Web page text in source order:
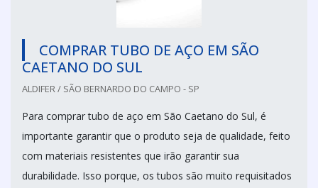
COMPRAR TUBO DE AÇO EM SÃO
CAETANO DO SUL
ALDIFER / SÃO BERNARDO DO CAMPO - SP
Para comprar tubo de aço em São Caetano do Sul, é
importante garantir que o produto seja de qualidade, feito
com materiais resistentes que irão garantir sua
durabilidade. Isso porque, os tubos são muito requisitados